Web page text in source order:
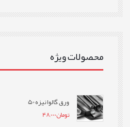
محصولات ویژه
ورق گالوانیزه 50
تومان48,000